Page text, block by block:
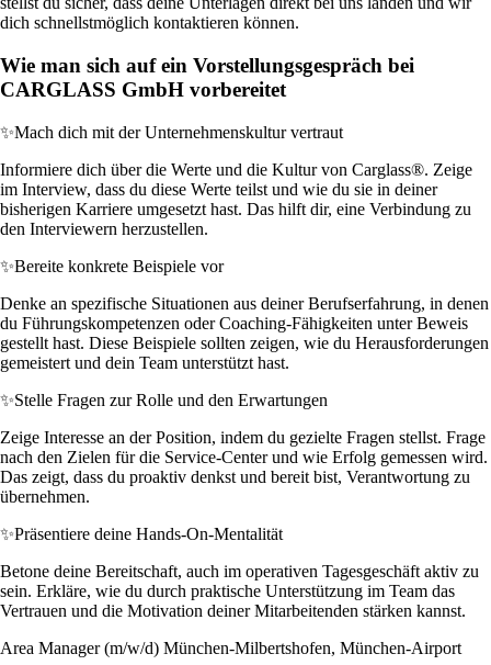
dich schnellstmöglich kontaktieren können.
Wie man sich auf ein Vorstellungsgespräch bei
CARGLASS GmbH vorbereitet
✨Mach dich mit der Unternehmenskultur vertraut
Informiere dich über die Werte und die Kultur von Carglass®. Zeige
im Interview, dass du diese Werte teilst und wie du sie in deiner
bisherigen Karriere umgesetzt hast. Das hilft dir, eine Verbindung zu
den Interviewern herzustellen.
✨Bereite konkrete Beispiele vor
Denke an spezifische Situationen aus deiner Berufserfahrung, in denen
du Führungskompetenzen oder Coaching-Fähigkeiten unter Beweis
gestellt hast. Diese Beispiele sollten zeigen, wie du Herausforderungen
gemeistert und dein Team unterstützt hast.
✨Stelle Fragen zur Rolle und den Erwartungen
Zeige Interesse an der Position, indem du gezielte Fragen stellst. Frage
nach den Zielen für die Service-Center und wie Erfolg gemessen wird.
Das zeigt, dass du proaktiv denkst und bereit bist, Verantwortung zu
übernehmen.
✨Präsentiere deine Hands-On-Mentalität
Betone deine Bereitschaft, auch im operativen Tagesgeschäft aktiv zu
sein. Erkläre, wie du durch praktische Unterstützung im Team das
Vertrauen und die Motivation deiner Mitarbeitenden stärken kannst.
Area Manager (m/w/d) München-Milbertshofen, München-Airport